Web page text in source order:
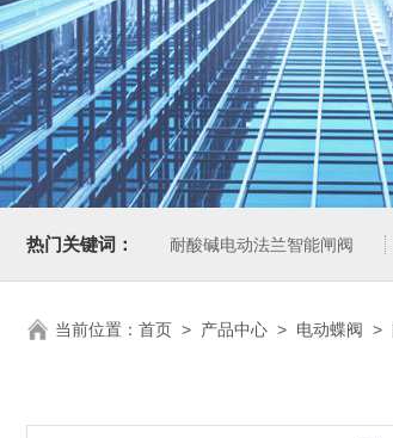
热门关键词： 耐酸碱电动法兰智能闸阀
当前位置： 首页 > 产品中心 > 电动蝶阀 >